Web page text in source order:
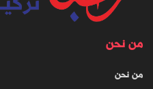
من نحن
من نحن